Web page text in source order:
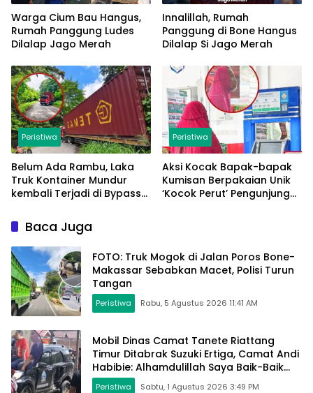
Warga Cium Bau Hangus,
Rumah Panggung Ludes
Dilalap Jago Merah
Innalillah, Rumah
Panggung di Bone Hangus
Dilalap Si Jago Merah
Peristiwa
Belum Ada Rambu, Laka
Truk Kontainer Mundur
kembali Terjadi di Bypass
Peristiwa
Aksi Kocak Bapak-bapak
Kumisan Berpakaian Unik
‘Kocok Perut’ Pengunjung
Baca Juga
FOTO: Truk Mogok di Jalan Poros Bone-
Makassar Sebabkan Macet, Polisi Turun
Tangan
Peristiwa Rabu, 5 Agustus 2026 11:41 AM
Mobil Dinas Camat Tanete Riattang
Timur Ditabrak Suzuki Ertiga, Camat Andi
Habibie: Alhamdulillah Saya Baik-Baik
Saja
Peristiwa Sabtu, 1 Agustus 2026 3:49 PM